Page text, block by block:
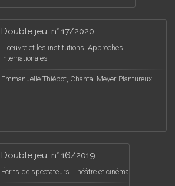
Double jeu, n° 17/2020
L'œuvre et les institutions. Approches
internationales
Emmanuelle Thiébot, Chantal Meyer-Plantureux
Double jeu, n° 16/2019
Écrits de spectateurs. Théâtre et cinéma